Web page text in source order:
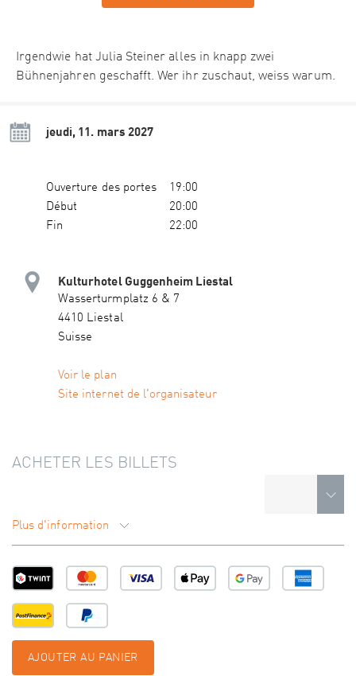
Irgendwie hat Julia Steiner alles in knapp zwei
Bühnenjahren geschafft. Wer ihr zuschaut, weiss warum.
jeudi, 11. mars 2027
Ouverture des portes
19:00
Début
20:00
Fin
22:00
Kulturhotel Guggenheim Liestal
Wasserturmplatz 6 & 7
4410 Liestal
Suisse
Voir le plan
Site internet de l'organisateur
ACHETER LES BILLETS
Plus d'information
AJOUTER AU PANIER